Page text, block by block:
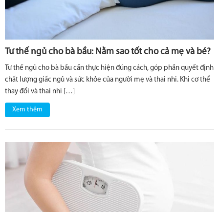
Tư thế ngủ cho bà bầu: Nằm sao tốt cho cả mẹ và bé?
Tư thế ngủ cho bà bầu cần thực hiện đúng cách, góp phần quyết định
chất lượng giấc ngủ và sức khỏe của người mẹ và thai nhi. Khi cơ thể
thay đổi và thai nhi […]
Xem thêm